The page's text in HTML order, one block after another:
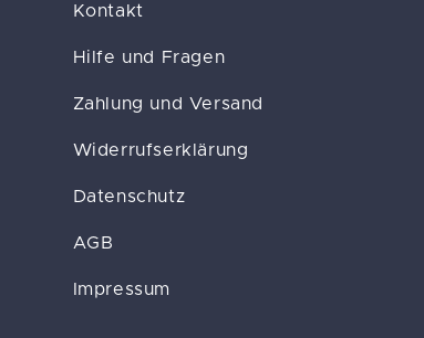
Kontakt
Hilfe und Fragen
Zahlung und Versand
Widerrufserklärung
Datenschutz
AGB
Impressum